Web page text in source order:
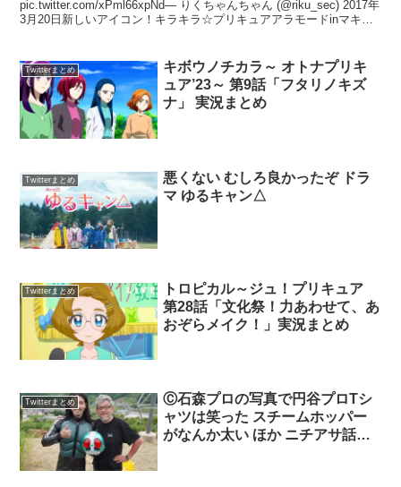
pic.twitter.com/xPml66xpNd— りくちゃんちゃん (@riku_sec) 2017年
3月20日新しいアイコン！キラキラ☆プリキュアアラモードinマキシ
Twitterまとめ
キボウノチカラ～ オトナプリキ
ュア’23～ 第9話「フタリノキズ
ナ」 実況まとめ
Twitterまとめ
悪くない むしろ良かったぞ ドラ
マ ゆるキャン△
Twitterまとめ
トロピカル～ジュ！プリキュア
第28話「文化祭！力あわせて、あ
おぞらメイク！」実況まとめ
Twitterまとめ
Ⓒ石森プロの写真で円谷プロTシ
ャツは笑った スチームホッパー
がなんか太い ほか ニチアサ話題